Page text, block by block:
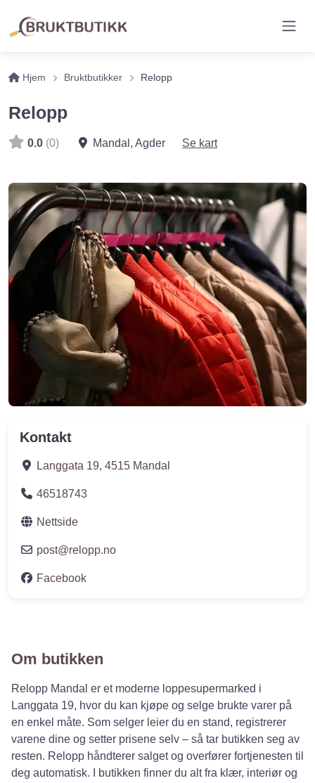
Hjem Bruktbutikker Relopp
Relopp
0.0 (0) Mandal , Agder Se kart
Kontakt
Langgata 19, 4515 Mandal
46518743
Nettside
post@relopp.no
Facebook
Om butikken
Relopp Mandal er et moderne loppesupermarked i
Langgata 19, hvor du kan kjøpe og selge brukte varer på
en enkel måte. Som selger leier du en stand, registrerer
varene dine og setter prisene selv – så tar butikken seg av
resten. Relopp håndterer salget og overfører fortjenesten til
deg automatisk. I butikken finner du alt fra klær, interiør og